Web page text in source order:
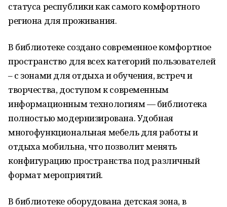
статуса республики как самого комфортного
региона для проживания.
В библиотеке создано современное комфортное
пространство для всех категорий пользователей
– с зонами для отдыха и обучения, встреч и
творчества, доступом к современным
информационным технологиям — библиотека
полностью модернизирована. Удобная
многофункциональная мебель для работы и
отдыха мобильна, что позволит менять
конфигурацию пространства под различный
формат мероприятий.
В библиотеке оборудована детская зона, в